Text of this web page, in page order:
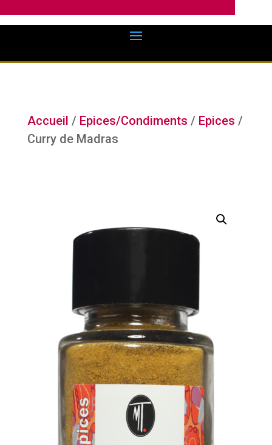
Accueil / Epices/Condiments / Epices /
Curry de Madras